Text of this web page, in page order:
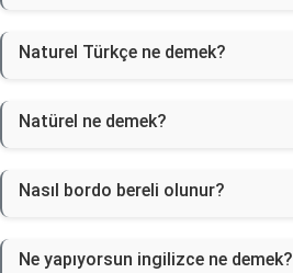
Naturel Türkçe ne demek?
Natürel ne demek?
Nasıl bordo bereli olunur?
Ne yapıyorsun ingilizce ne demek?